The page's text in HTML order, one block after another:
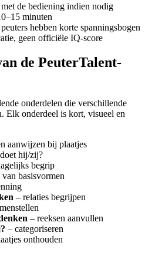
de bediening indien nodig
minuten
hebben korte spanningsbogen
geen officiële IQ-score
de PeuterTalent-
onderdelen die verschillende
Elk onderdeel is kort, visueel en
aanwijzen bij plaatjes
hij/zij?
begrip
basisvormen
– relaties begrijpen
– reeksen aanvullen
– categoriseren
onthouden